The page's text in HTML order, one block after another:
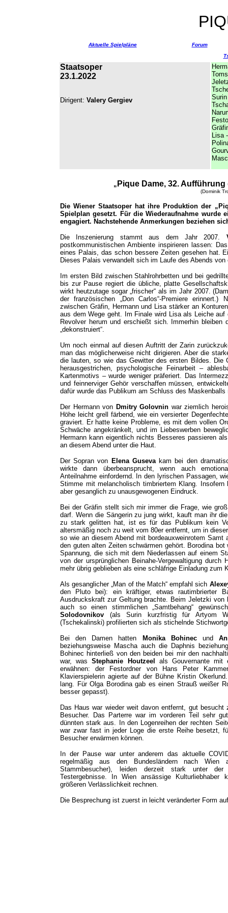
Aktuelle Spielpläne
Forum
Staatsoper
23.1.2022
Dirigent: Valery Gergiev
Lisa -
„ Pique Dame, 32.
(Dominik
Die Wiener Staatsoper hat ihre Produktion der
Spielplan gesetzt. Für die Wiederaufnahme wurde
engagiert. Nachstehende Anmerkungen beziehen
Die Inszenierung stammt aus dem Jahr 2007.
postkommunistischen Ambiente inspirieren lassen:
eines Palais, das schon bessere Zeiten gesehen hat.
Dieses Palais verwandelt sich im Laufe des Abends
Im ersten Bild zwischen Stahlrohrbetten und bei
bis zur Pause regiert die übliche, platte
wirkt heutzutage sogar „frischer“ als im Jahr 2007.
der französischen „Don Carlos“-Premiere
zwischen Gräfin, Hermann und Lisa stärker an
aus dem Wege geht. Im Finale wird Lisa als Leiche
Revolver herum und erschießt sich. Immerhin bleiben
„dekonstruiert“.
Um noch einmal auf diesen Auftritt der Zarin
man das möglicherweise nicht dirigieren. Aber die
die lauten, so wie das Gewitter des ersten Bildes. Die
herausgestrichen, psychologische Feinarbeit –
Kartenmotivs – wurde weniger präferiert. Das
und feinnerviger Gehör verschaffen müssen,
dafür wurde das Publikum am Schluss des
Der Hermann von Dmitry Golovnin war ziemlich
Höhe leicht grell färbend, wie ein versierter
graviert. Er hatte keine Probleme, es mit dem vollen
Schwäche angekränkelt, und im Liebeswerben
Hermann kann eigentlich nichts Besseres passieren
an diesem Abend unter die Haut.
Der Sopran von Elena Gusevakam bei den
wirkte dann überbeansprucht, wenn auch
Anteilnahme einfordernd. In den lyrischen Passagen,
Stimme mit melancholisch timbriertem Klang.
aber gesanglich zu unausgewogenen Eindruck.
Bei der Gräfin stellt sich mir immer die Frage, wie
darf. Wenn die Sängerin zu jung wirkt, kauft man ihr
zu stark gelitten hat, ist es für das Publikum kein
altersmäßig noch zu weit vom 80er entfernt, um in
so wie an diesem Abend mit bordeauxweinrotem
den guten alten Zeiten schwärmen gehört. Borodina
Spannung, die sich mit dem Niederlassen auf einem
von der ursprünglichen Beinahe-Vergewaltigung
mehr übrig geblieben als eine schläfrige Einladung zum
Als gesanglicher „Man of the Match“ empfahl sich
den Pluto bei): ein kräftiger, etwas rautimbrierter
Ausdruckskraft zur Geltung brachte. Beim Jeletzki von
auch so einen stimmlichen „Samtbehang“
Solodovnikov (als Surin kurzfristig für Artyom
(Tschekalinski) profilierten sich als stichelnde
Bei den Damen hatten Monika Bohinec und
beziehungsweise Mascha auch die Daphnis
Bohinec hinterließ von den beiden bei mir den
war, wasStephanie Houtzeel als Gouvernante mit
erwähnen: der Festordner von Hans Peter
Klavierspielerin agierte auf der Bühne Kristin
lang. Für Olga Borodina gab es einen Strauß weißer
besser gepasst).
Das Haus war wieder weit davon entfernt, gut
Besucher. Das Parterre war im vorderen Teil sehr
dünnten stark aus. In den Logenreihen der rechten
war zwar fast in jeder Loge die erste Reihe besetzt,
Besucher erwärmen können.
In der Pause war unter anderem das aktuelle
regelmäßig aus den Bundesländern nach
Stammbesucher), leiden derzeit stark unter der
Testergebnisse. In Wien ansässige Kulturliebhaber
größeren Verlässlichkeit rechnen.
Die Besprechung ist zuerst in leicht veränderter Form